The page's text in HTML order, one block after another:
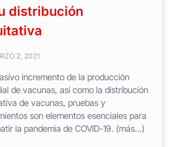
distribución
2, 2021
incremento de la producción
de vacunas, así como la distribución
de vacunas, pruebas y
son elementos esenciales para
la pandemia de COVID-19. (más…)